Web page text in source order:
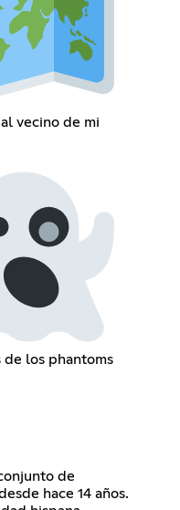
vecino de mi
de los phantoms
de
hace 14 años.